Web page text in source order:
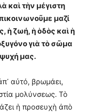
καὶ τὴν μέγιστη
μαζί
ἡ ζωή, ἡ ὁδὸς καὶ ἡ
γιὰ τὸ σῶμα
ψυχή μας.
αὐτό, βρωμάει,
μολύνσεως. Τὸ
ἡ προσευχὴ ἀπὸ